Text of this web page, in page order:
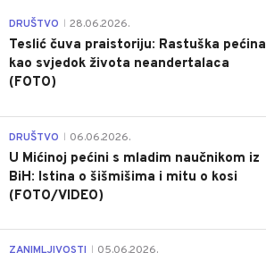
DRUŠTVO 28.06.2026.
Teslić čuva praistoriju: Rastuška pećina
kao svjedok života neandertalaca
(FOTO)
DRUŠTVO 06.06.2026.
U Mićinoj pećini s mladim naučnikom iz
BiH: Istina o šišmišima i mitu o kosi
(FOTO/VIDEO)
ZANIMLJIVOSTI 05.06.2026.